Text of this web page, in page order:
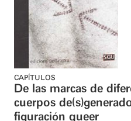
CAPÍTULOS
De las marcas de
cuerpos
figuración queer